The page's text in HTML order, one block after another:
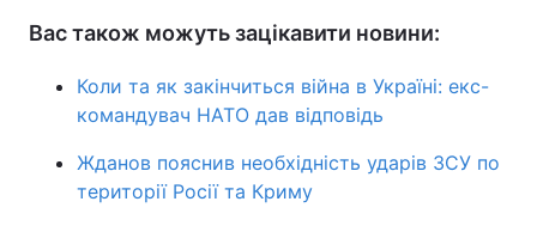
Вас також можуть зацікавити новини:
Коли та як закінчиться війна в Україні: екс-
командувач НАТО дав відповідь
Жданов пояснив необхідність ударів ЗСУ по
території Росії та Криму